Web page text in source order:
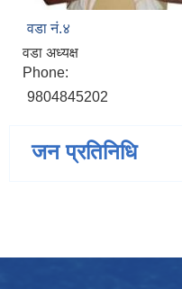
वडा नं.४
वडा अध्यक्ष
Phone:
9804845202
जन प्रतिनिधि